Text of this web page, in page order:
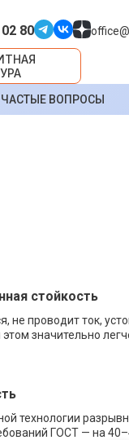
80
ЧАСТЫЕ ВОПРОСЫ
стойкость
не проводит ток,
значительно
технологии
ГОСТ — на